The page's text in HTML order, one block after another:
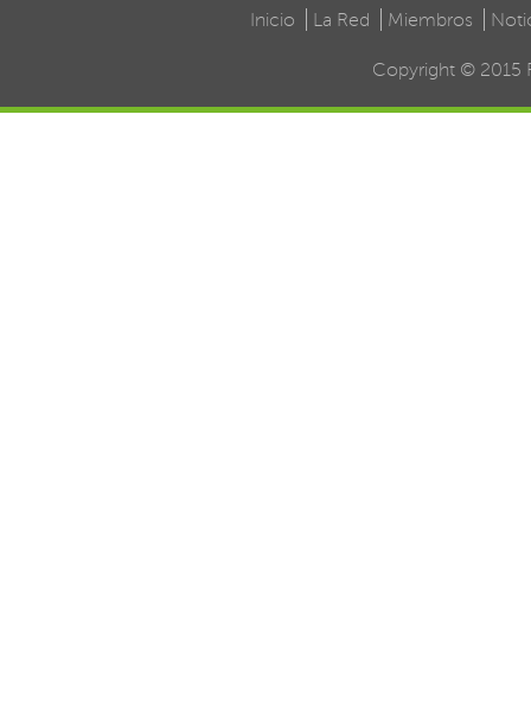
Inicio La Red Miembros
Copyright © 2015